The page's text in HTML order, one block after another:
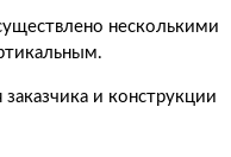
несколькими
и конструкции